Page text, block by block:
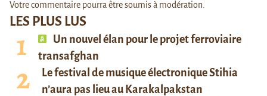
LES PLUS LUS
Un nouvel élan pour le projet ferroviaire
transafghan
Le festival de musique électronique Stihia
n’aura pas lieu au Karakalpakstan
Votre commentaire pourra être soumis à modération.